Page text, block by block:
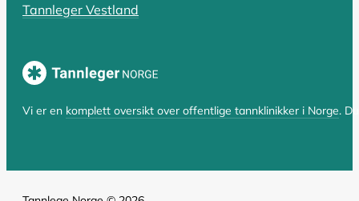
Hvorfor er tannlegen så dyr? En
Tannleger Vestland
Vi er en komplett oversikt over offentlige tannklinikker i Norge.